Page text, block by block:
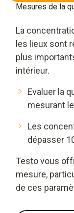
Mesures de la
La
les lieux sont
plus
intérieur.
Evaluer la
mesurant
Les
dépasser
Testo vous
mesure,
de ces